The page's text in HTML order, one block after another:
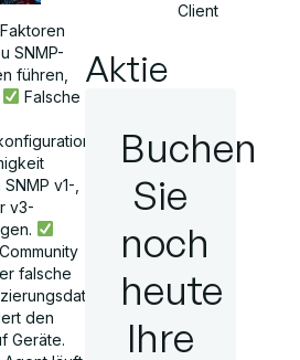
SNMP-
führen,
Falsche
v1-,
v3-
falsche
den
Geräte.
Client
Aktie
Buchen
Sie
noch
heute
Ihre